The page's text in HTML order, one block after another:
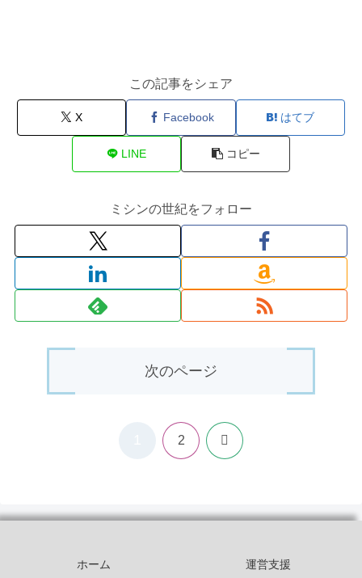
この記事をシェア
X Facebook はてブ
LINE コピー
ミシンの世紀をフォロー
次のページ
2 次
ホーム 運営支援